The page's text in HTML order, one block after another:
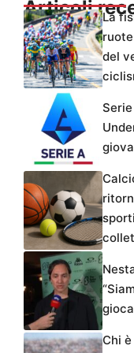
Articoli
La
del
Chi